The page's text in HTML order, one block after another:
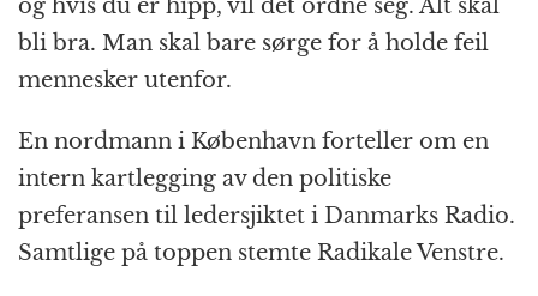
og hvis du er hipp, vil det ordne seg. Alt skal
bli bra. Man skal bare sørge for å holde feil
mennesker utenfor.
En nordmann i København forteller om en
intern kartlegging av den politiske
preferansen til ledersjiktet i Danmarks Radio.
Samtlige på toppen stemte Radikale Venstre.